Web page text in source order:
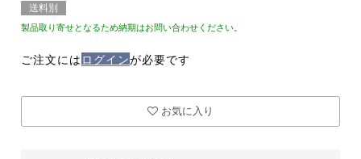
送料別
製品取り寄せとなるため納期はお問い合わせください。
ご注文には ログインが必要です
お気に入り